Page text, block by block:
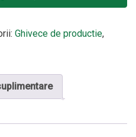
Ghivece de productie,